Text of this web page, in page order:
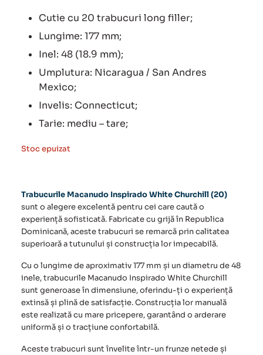
Cutie cu 20 trabucuri long filler;
Lungime: 177 mm;
Inel: 48 (18.9 mm);
Umplutura: Nicaragua / San Andres
Mexico;
Invelis: Connecticut;
Tarie: mediu – tare;
Stoc epuizat
Trabucurile Macanudo Inspirado White Churchill (20)
sunt o alegere excelentă pentru cei care caută o
experiență sofisticată. Fabricate cu grijă în Republica
Dominicană, aceste trabucuri se remarcă prin calitatea
superioară a tutunului și construcția lor impecabilă.
Cu o lungime de aproximativ 177 mm și un diametru de 48
inele,trabucurile Macanudo Inspirado White Churchill
sunt generoase în dimensiune, oferindu-ți o experiență
extinsă și plină de satisfacție. Construcția lor manuală
este realizată cu mare pricepere, garantând o arderare
uniformă și o tracțiune confortabilă.
Aceste trabucuri sunt învelite într-un frunze netede și